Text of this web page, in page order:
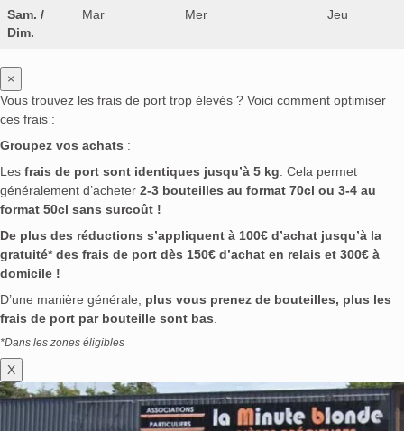
Sam. /
Dim.
Mar Mer Jeu
×
Vous trouvez les frais de port trop élevés ? Voici comment optimiser
ces frais :
Groupez vos achats :
Les frais de port sont identiques jusqu’à 5 kg . Cela permet
généralement d’acheter 2-3 bouteilles au format 70cl ou 3-4 au
format 50cl sans surcoût !
De plus des réductions s’appliquent à 100€ d’achat jusqu’à la
gratuité* des frais de port dès 150€ d’achat en relais et 300€ à
domicile !
D’une manière générale, plus vous prenez de bouteilles, plus les
frais de port par bouteille sont bas
*Dans les zones éligibles
X